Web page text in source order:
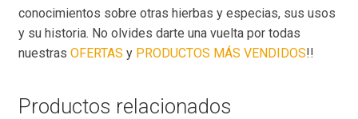
conocimientos sobre otras hierbas y especias, sus usos
y su historia. No olvides darte una vuelta por todas
nuestras OFERTAS y PRODUCTOS MÁS VENDIDOS!!
Productos relacionados